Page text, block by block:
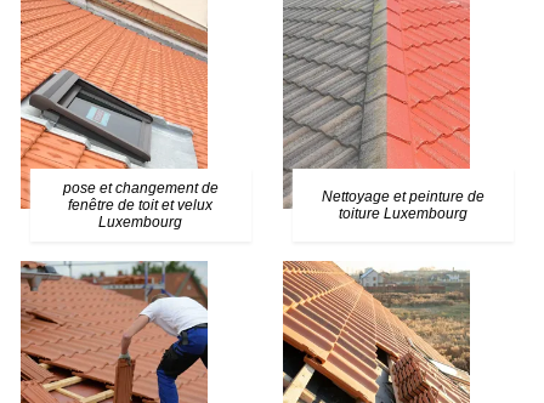
pose et changement de
fenêtre de toit et velux
Luxembourg
Nettoyage et peinture de
toiture Luxembourg